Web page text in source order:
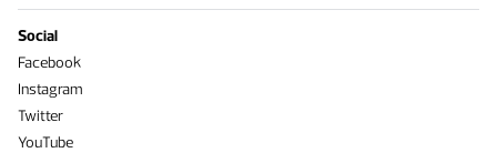
Social
Facebook
Instagram
Twitter
YouTube